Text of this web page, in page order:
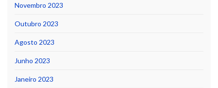
Novembro 2023
Outubro 2023
Agosto 2023
Junho 2023
Janeiro 2023